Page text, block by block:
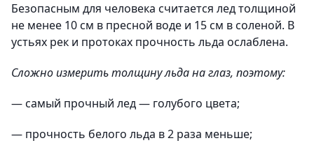
Безопасным для человека считается лед толщиной
не менее 10 см в пресной воде и 15 см в соленой. В
устьях рек и протоках прочность льда ослаблена.
Сложно измерить толщину льда на глаз, поэтому:
— самый прочный лед — голубого цвета;
— прочность белого льда в 2 раза меньше;